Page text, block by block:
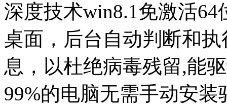
深度技术win8.1免激活64
桌面，后台自动判断和
息，以杜绝病毒残留,能
99%的电脑无需手动安